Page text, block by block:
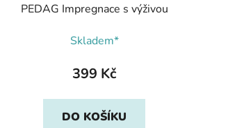
PEDAG Impregnace s výživou
Skladem*
399 Kč
DO KOŠÍKU